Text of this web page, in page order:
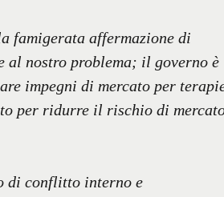
famigerata affermazione di
al nostro problema; il governo è
impegni di mercato per
per ridurre il rischio di
di conflitto interno e